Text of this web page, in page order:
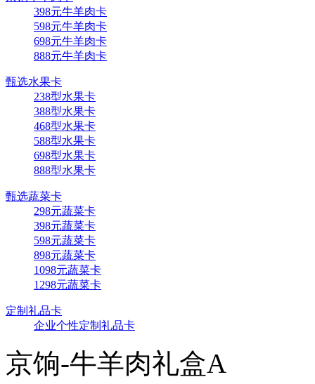
398元牛羊肉卡
598元牛羊肉卡
698元牛羊肉卡
888元牛羊肉卡
甄选水果卡
238型水果卡
388型水果卡
468型水果卡
588型水果卡
698型水果卡
888型水果卡
甄选蔬菜卡
298元蔬菜卡
398元蔬菜卡
598元蔬菜卡
898元蔬菜卡
1098元蔬菜卡
1298元蔬菜卡
定制礼品卡
企业个性定制礼品卡
京饷-牛羊肉礼盒A